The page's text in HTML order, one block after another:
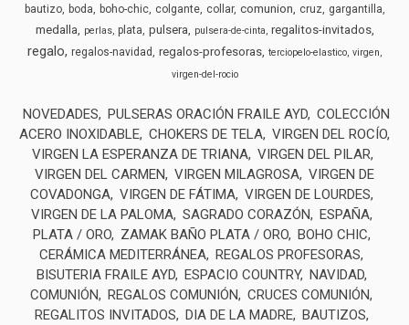
bautizo boda boho-chic colgante collar comunion cruz gargantilla
medalla perlas plata pulsera pulsera-de-cinta regalitos-invitados
regalo regalos-navidad regalos-profesoras terciopelo-elastico virgen
virgen-del-rocio
NOVEDADES PULSERAS ORACIÓN FRAILE AYD COLECCIÓN
ACERO INOXIDABLE CHOKERS DE TELA VIRGEN DEL ROCÍO
VIRGEN LA ESPERANZA DE TRIANA VIRGEN DEL PILAR
VIRGEN DEL CARMEN
VIRGEN MILAGROSA VIRGEN DE
COVADONGA VIRGEN DE FÁTIMA VIRGEN DE LOURDES
VIRGEN DE LA PALOMA SAGRADO CORAZÓN
ESPAÑA
PLATA / ORO
ZAMAK BAÑO PLATA / ORO BOHO CHIC
CERÁMICA MEDITERRÁNEA REGALOS PROFESORAS
BISUTERIA FRAILE AYD ESPACIO COUNTRY NAVIDAD
COMUNIÓN
REGALOS COMUNIÓN
CRUCES COMUNIÓN
REGALITOS INVITADOS
DIA DE LA MADRE BAUTIZOS